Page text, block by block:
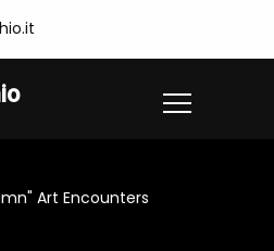
Art Encounters